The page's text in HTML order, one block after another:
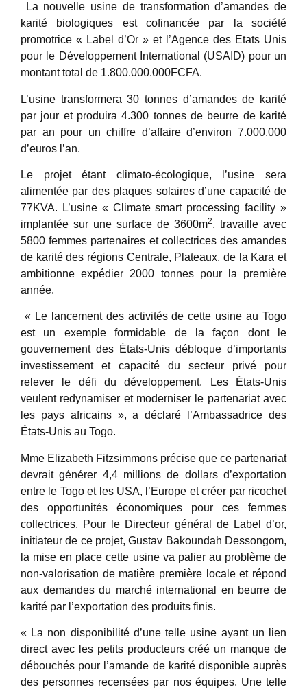
La nouvelle usine de transformation d’amandes de
karité biologiques est cofinancée par la société
promotrice « Label d’Or » et l’Agence des Etats Unis
pour le Développement International (USAID) pour un
montant total de 1.800.000.000FCFA.
L’usine transformera 30 tonnes d’amandes de karité
par jour et produira 4.300 tonnes de beurre de karité
par an pour un chiffre d’affaire d’environ 7.000.000
d’euros l’an.
Le projet étant climato-écologique, l’usine sera
alimentée par des plaques solaires d’une capacité de
77KVA. L’usine « Climate smart processing facility »
implantée sur une surface de 3600m2, travaille avec
5800 femmes partenaires et collectrices des amandes
de karité des régions Centrale, Plateaux, de la Kara et
ambitionne expédier 2000 tonnes pour la première
année.
« Le lancement des activités de cette usine au Togo
est un exemple formidable de la façon dont le
gouvernement des États-Unis débloque d’importants
investissement et capacité du secteur privé pour
relever le défi du développement. Les États-Unis
veulent redynamiser et moderniser le partenariat avec
les pays africains », a déclaré l’Ambassadrice des
États-Unis au Togo.
Mme Elizabeth Fitzsimmons précise que ce partenariat
devrait générer 4,4 millions de dollars d’exportation
entre le Togo et les USA, l’Europe et créer par ricochet
des opportunités économiques pour ces femmes
collectrices. Pour le Directeur général de Label d’or,
initiateur de ce projet, Gustav Bakoundah Dessongom,
la mise en place cette usine va palier au problème de
non-valorisation de matière première locale et répond
aux demandes du marché international en beurre de
karité par l’exportation des produits finis.
« La non disponibilité d’une telle usine ayant un lien
direct avec les petits producteurs créé un manque de
débouchés pour l’amande de karité disponible auprès
des personnes recensées par nos équipes. Une telle